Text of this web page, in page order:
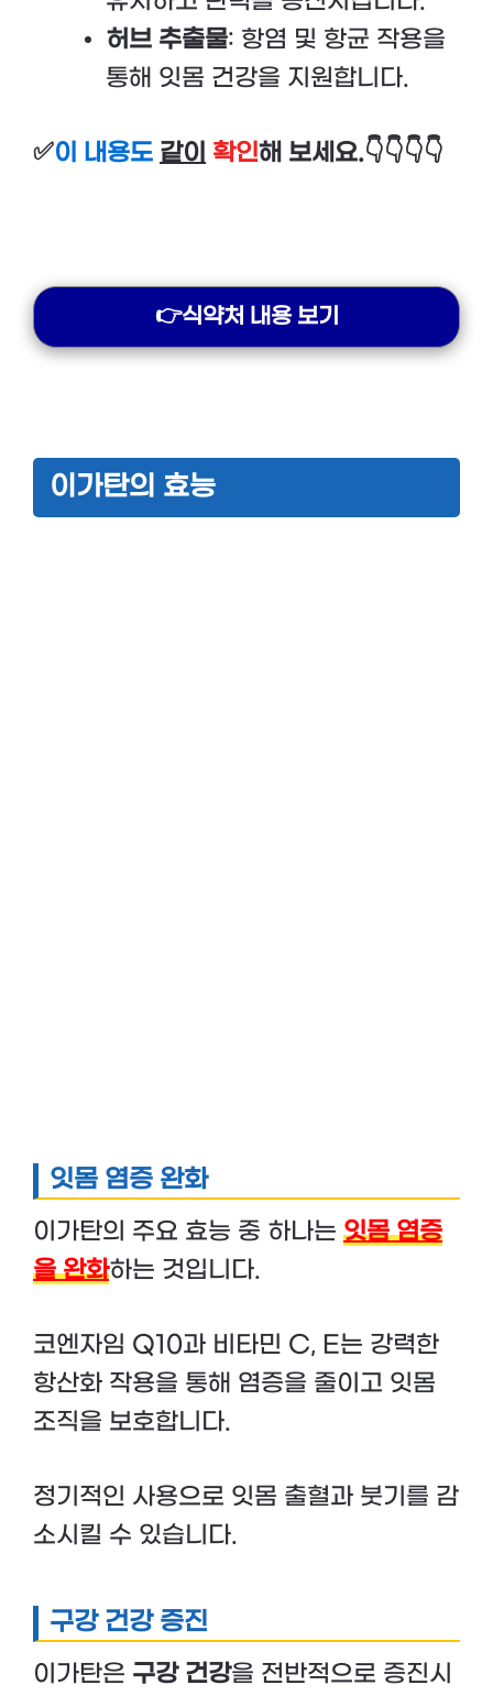
허브 추출물: 항염 및 항균 작용을
통해 잇몸 건강을 지원합니다.
✅이 내용도 같이 확인해 보세요.👇👇👇👇
👉식약처 내용 보기
이가탄의 효능
잇몸 염증 완화
이가탄의 주요 효능 중 하나는 잇몸 염증
을 완화하는 것입니다.
코엔자임 Q10과 비타민 C, E는 강력한
항산화 작용을 통해 염증을 줄이고 잇몸
조직을 보호합니다.
정기적인 사용으로 잇몸 출혈과 붓기를 감
소시킬 수 있습니다.
구강 건강 증진
이가탄은 구강 건강을 전반적으로 증진시